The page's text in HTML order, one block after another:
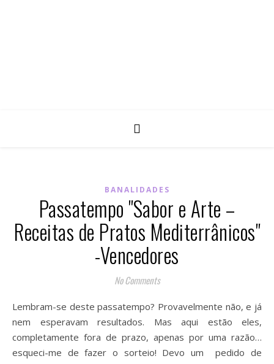
BANALIDADES
Passatempo "Sabor e Arte –
Receitas de Pratos Mediterrânicos"
-Vencedores
No Comments
Lembram-se deste passatempo? Provavelmente não, e já
nem esperavam resultados. Mas aqui estão eles,
completamente fora de prazo, apenas por uma razão…
esqueci-me de fazer o sorteio! Devo um pedido de